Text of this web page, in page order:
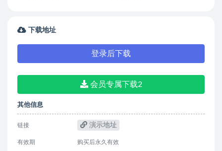
下载地址
登录后下载
会员专属下载2
其他信息
链接 演示地址
有效期 购买后永久有效